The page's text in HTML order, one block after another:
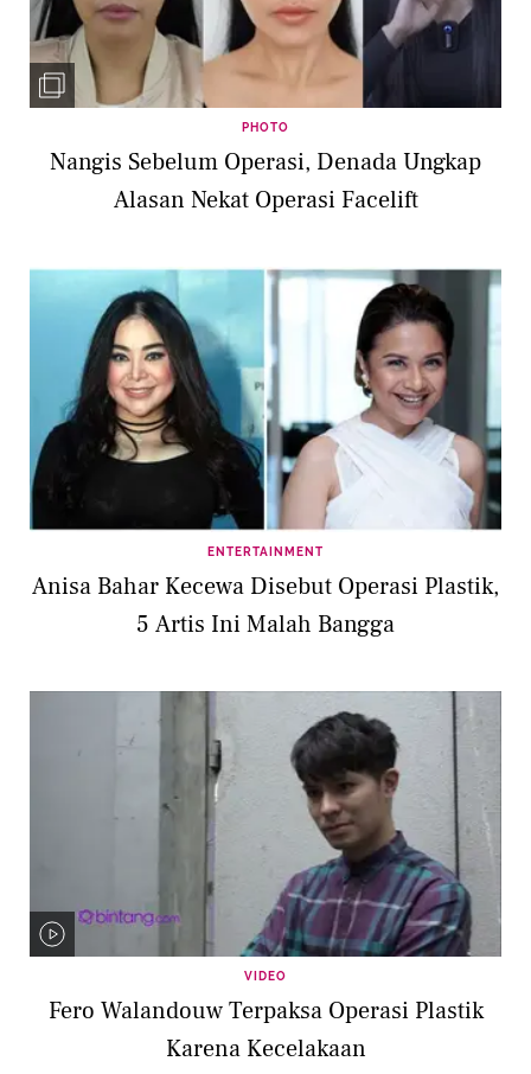
PHOTO
Nangis Sebelum Operasi, Denada Ungkap
Alasan Nekat Operasi Facelift
ENTERTAINMENT
Anisa Bahar Kecewa Disebut Operasi Plastik,
5 Artis Ini Malah Bangga
VIDEO
Fero Walandouw Terpaksa Operasi Plastik
Karena Kecelakaan